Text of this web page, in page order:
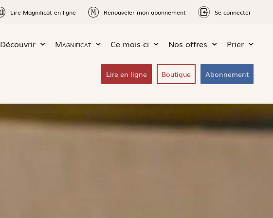
Lire Magnificat en ligne Renouveler mon abonnement Se connecter
Découvrir Magnificat Ce mois-ci Nos offres Prier
Lire en ligne Boutique Abonnement